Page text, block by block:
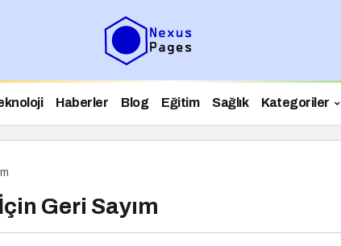
Haberler Blog Eğitim Sağlık Kategoriler
Geri Sayım